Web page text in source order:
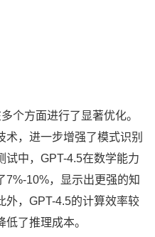
个方面进行了显著优化。
，进一步增强了模式识别
试中，GPT-4.5在数学能力
7%-10%，显示出更强的知
外，GPT-4.5的计算效率较
了推理成本。